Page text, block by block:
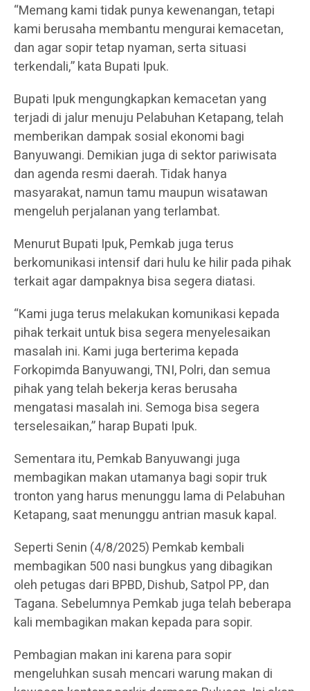
“Memang kami tidak punya kewenangan, tetapi
kami berusaha membantu mengurai kemacetan,
dan agar sopir tetap nyaman, serta situasi
terkendali,” kata Bupati Ipuk.
Bupati Ipuk mengungkapkan kemacetan yang
terjadi di jalur menuju Pelabuhan Ketapang, telah
memberikan dampak sosial ekonomi bagi
Banyuwangi. Demikian juga di sektor pariwisata
dan agenda resmi daerah. Tidak hanya
masyarakat, namun tamu maupun wisatawan
mengeluh perjalanan yang terlambat.
Menurut Bupati Ipuk, Pemkab juga terus
berkomunikasi intensif dari hulu ke hilir pada pihak
terkait agar dampaknya bisa segera diatasi.
“Kami juga terus melakukan komunikasi kepada
pihak terkait untuk bisa segera menyelesaikan
masalah ini. Kami juga berterima kepada
Forkopimda Banyuwangi, TNI, Polri, dan semua
pihak yang telah bekerja keras berusaha
mengatasi masalah ini. Semoga bisa segera
terselesaikan,” harap Bupati Ipuk.
Sementara itu, Pemkab Banyuwangi juga
membagikan makan utamanya bagi sopir truk
tronton yang harus menunggu lama di Pelabuhan
Ketapang, saat menunggu antrian masuk kapal.
Seperti Senin (4/8/2025) Pemkab kembali
membagikan 500 nasi bungkus yang dibagikan
oleh petugas dari BPBD, Dishub, Satpol PP, dan
Tagana. Sebelumnya Pemkab juga telah beberapa
kali membagikan makan kepada para sopir.
Pembagian makan ini karena para sopir
mengeluhkan susah mencari warung makan di